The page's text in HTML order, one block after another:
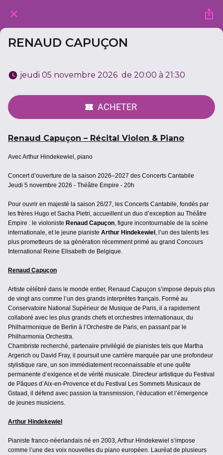
RENAUD CAPUÇON
jeudi 05 novembre 2026  de 20:00 à 21:30
ACHETER
Renaud Capuçon – Récital Violon & Piano
Avec Arthur Hindekewiel, piano
Concert d’ouverture de la saison 2026–2027 des Concerts Cantabile
Jeudi 5 novembre 2026 - Théâtre Empire - 20h
Pour ouvrir en majesté la saison 26/27, les Concerts Cantabile, fondés par
les frères Hugo et Sacha Pietri, accueillent un duo d’exception au Théâtre
Empire : le violoniste Renaud Capuçon , figure incontournable de la scène
internationale, et le jeune pianiste Arthur Hindekewiel , l’un des talents les
plus prometteurs de sa génération récemment primé au grand Concours
International Reine Elisabeth de Belgique.
Renaud Capuçon
Artiste célébré dans le monde entier, Renaud Capuçon s’impose depuis plus
de vingt ans comme l’un des grands interprètes français. Formé au
Conservatoire National Supérieur de Musique de Paris, il a rapidement
collaboré avec les plus grands chefs et orchestres internationaux, du
Philharmonique de Berlin à l’Orchestre de Paris, en passant par le
Philharmonia Orchestra.
Chambriste recherché, partenaire privilégié de pianistes tels que Martha
Argerich ou David Fray, il poursuit une carrière marquée par une profondeur
stylistique rare, un son immédiatement reconnaissable et une quête
permanente d’exigence et de vérité musicale. Directeur artistique du Festival
de Pâques d’Aix-en-Provence et du Festival Les Sommets Musicaux de
Gstaad, il défend avec passion la transmission, l’éducation et l’émergence
de jeunes musiciens.
Arthur Hindekewiel
Pianiste franco-néerlandais né en 2003, Arthur Hindekewiel s’impose
comme l’une des voix nouvelles du piano européen. Lauréat de plusieurs